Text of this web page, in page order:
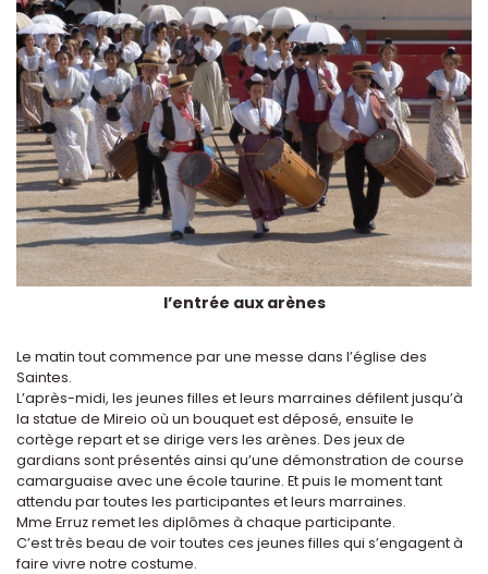
l’entrée aux arènes
Le matin tout commence par une messe dans l’église des
Saintes.
L’après-midi, les jeunes filles et leurs marraines défilent jusqu’à
la statue de Mireio où un bouquet est déposé, ensuite le
cortège repart et se dirige vers les arènes. Des jeux de
gardians sont présentés ainsi qu’une démonstration de course
camarguaise avec une école taurine. Et puis le moment tant
attendu par toutes les participantes et leurs marraines.
Mme Erruz remet les diplômes à chaque participante.
C’est très beau de voir toutes ces jeunes filles qui s’engagent à
faire vivre notre costume.